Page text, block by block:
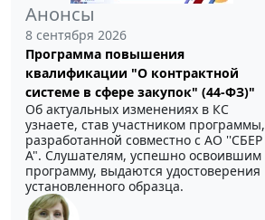
Анонсы
8 сентября 2026
Программа повышения
квалификации "О контрактной
системе в сфере закупок" (44-ФЗ)"
Об актуальных изменениях в КС
узнаете, став участником программы,
разработанной совместно с АО ''СБЕР
А". Слушателям, успешно освоившим
программу, выдаются удостоверения
установленного образца.